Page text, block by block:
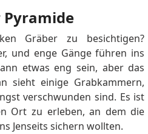
Pyramide
Gräber zu besichtigen?
und enge Gänge führen ins
etwas eng sein, aber das
sieht einige Grabkammern,
verschwunden sind. Es ist
Ort zu erleben, an dem die
Jenseits sichern wollten.